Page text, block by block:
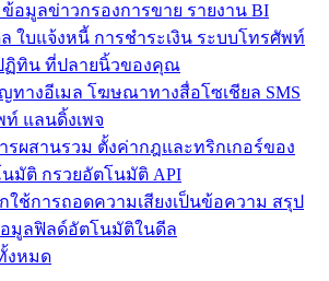
อมูลข่าวกรองการขาย รายงาน BI
ใบแจ้งหนี้ การชำระเงิน ระบบโทรศัพท์
ฏิทิน ที่ปลายนิ้วของคุณ
ทางอีเมล โฆษณาทางสื่อโซเชียล SMS
แลนดิ้งเพจ
รผสานรวม ตั้งค่ากฎและทริกเกอร์ของ
นมัติ กรวยอัตโนมัติ API
กใช้การถอดความเสียงเป็นข้อความ สรุป
มูลฟิลด์อัตโนมัติในดีล
งหมด